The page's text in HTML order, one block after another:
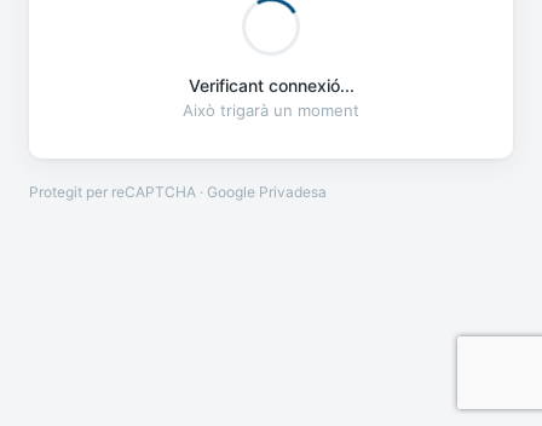
Verificant connexió...
Això trigarà un moment
Protegit per reCAPTCHA · Google Privadesa